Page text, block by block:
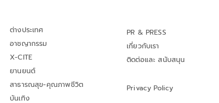
ต่างประเทศ
อาชญากรรม
X-CITE
ยานยนต์
สาธารณสุข-คุณภาพชีวิต
บันเทิง
PR & PRESS
เกี่ยวกับเรา
ติดต่อและ สนับสนุน
Privacy Policy